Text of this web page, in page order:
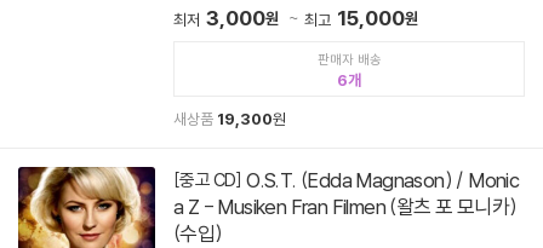
최저 3,000원 최고 15,000원
판매자 배송
6
새상품 19,300원
[중고 CD] O.S.T. (Edda Magnason) / Monic
a Z - Musiken Fran Filmen (왈츠 포 모니카)
(수입)